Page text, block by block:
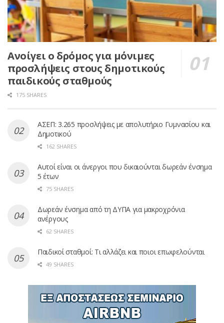
Ανοίγει ο δρόμος για μόνιμες
προσλήψεις στους δημοτικούς
παιδικούς σταθμούς
175 SHARES
ΑΣΕΠ: 3.265 προσλήψεις με απολυτήριο Γυμνασίου και
Δημοτικού
162 SHARES
Αυτοί είναι οι άνεργοι που δικαιούνται δωρεάν ένσημα
5 έτων
75 SHARES
Δωρεάν ένσημα από τη ΔΥΠΑ για μακροχρόνια
ανέργους
62 SHARES
Παιδικοί σταθμοί: Τι αλλάζει και ποιοι επωφελούνται
49 SHARES